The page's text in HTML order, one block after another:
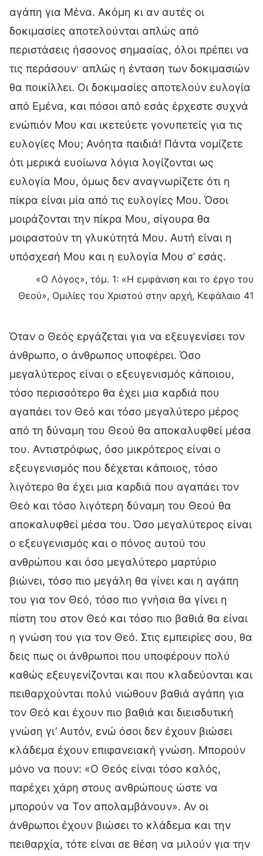
αγάπη για Μένα. Ακόμη κι αν αυτές οι
δοκιμασίες αποτελούνται απλώς από
περιστάσεις ήσσονος σημασίας, όλοι πρέπει να
τις περάσουν· απλώς η ένταση των δοκιμασιών
θα ποικίλλει. Οι δοκιμασίες αποτελούν ευλογία
από Εμένα, και πόσοι από εσάς έρχεστε συχνά
ενώπιόν Μου και ικετεύετε γονυπετείς για τις
ευλογίες Μου; Ανόητα παιδιά! Πάντα νομίζετε
ότι μερικά ευοίωνα λόγια λογίζονται ως
ευλογία Μου, όμως δεν αναγνωρίζετε ότι η
πίκρα είναι μία από τις ευλογίες Μου. Όσοι
μοιράζονται την πίκρα Μου, σίγουρα θα
μοιραστούν τη γλυκύτητά Μου. Αυτή είναι η
υπόσχεσή Μου και η ευλογία Μου σ’ εσάς.
«Ο Λόγος», τόμ. 1: «Η εμφάνιση και το έργο του
Θεού», Ομιλίες του Χριστού στην αρχή, Κεφάλαιο 41
Όταν ο Θεός εργάζεται για να εξευγενίσει τον
άνθρωπο, ο άνθρωπος υποφέρει. Όσο
μεγαλύτερος είναι ο εξευγενισμός κάποιου,
τόσο περισσότερο θα έχει μια καρδιά που
αγαπάει τον Θεό και τόσο μεγαλύτερο μέρος
από τη δύναμη του Θεού θα αποκαλυφθεί μέσα
του. Αντιστρόφως, όσο μικρότερος είναι ο
εξευγενισμός που δέχεται κάποιος, τόσο
λιγότερο θα έχει μια καρδιά που αγαπάει τον
Θεό και τόσο λιγότερη δύναμη του Θεού θα
αποκαλυφθεί μέσα του. Όσο μεγαλύτερος είναι
ο εξευγενισμός και ο πόνος αυτού του
ανθρώπου και όσο μεγαλύτερο μαρτύριο
βιώνει, τόσο πιο μεγάλη θα γίνει και η αγάπη
του για τον Θεό, τόσο πιο γνήσια θα γίνει η
πίστη του στον Θεό και τόσο πιο βαθιά θα είναι
η γνώση του για τον Θεό. Στις εμπειρίες σου, θα
δεις πως οι άνθρωποι που υποφέρουν πολύ
καθώς εξευγενίζονται και που κλαδεύονται και
πειθαρχούνται πολύ νιώθουν βαθιά αγάπη για
τον Θεό και έχουν πιο βαθιά και διεισδυτική
γνώση γι’ Αυτόν, ενώ όσοι δεν έχουν βιώσει
κλάδεμα έχουν επιφανειακή γνώση. Μπορούν
μόνο να πουν: «Ο Θεός είναι τόσο καλός,
παρέχει χάρη στους ανθρώπους ώστε να
μπορούν να Τον απολαμβάνουν». Αν οι
άνθρωποι έχουν βιώσει το κλάδεμα και την
πειθαρχία, τότε είναι σε θέση να μιλούν για την